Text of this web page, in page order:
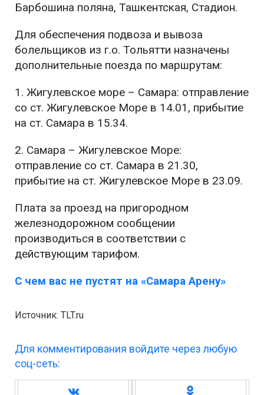
Барбошина поляна, Ташкентская, Стадион.
Для обеспечения подвоза и вывоза
болельщиков из г.о. Тольятти назначены
дополнительные поезда по маршрутам:
1. Жигулевское море – Самара: отправление
со ст. Жигулевское Море в 14.01, прибытие
на ст. Самара в 15.34.
2. Самара – Жигулевское Море:
отправление со ст. Самара в 21.30,
прибытие на ст. Жигулевское Море в 23.09.
Плата за проезд на пригородном
железнодорожном сообщении
производиться в соответствии с
действующим тарифом.
С чем вас не пустят на «Самара Арену»
Источник: TLT.ru
Для комментирования войдите через любую
соц-сеть: